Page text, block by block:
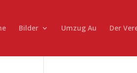
Bilder Umzug Au Der